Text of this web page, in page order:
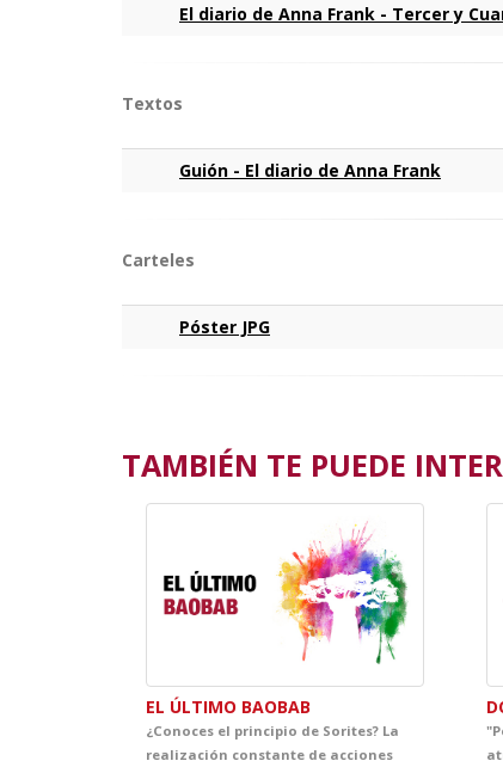
El diario de Anna Frank - Tercer y
Textos
Guión - El diario de Anna Frank
Carteles
Póster JPG
TAMBIÉN TE PUEDE
EL ÚLTIMO BAOBAB
¿Conoces el principio de Sorites? La
realización constante de acciones